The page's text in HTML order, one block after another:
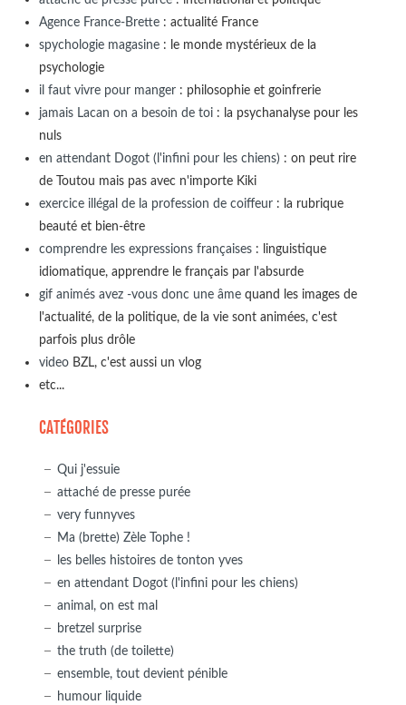
Agence France-Brette: actualité France
spychologie magasine: le monde mystérieux de la
psychologie
il faut vivre pour manger: philosophie et goinfrerie
jamais Lacan on a besoin de toi: la psychanalyse pour les
nuls
en attendant Dogot (l'infini pour les chiens): on peut rire
de Toutou mais pas avec n'importe Kiki
exercice illégal de la profession de coiffeur: la rubrique
beauté et bien-être
comprendre les expressions françaises: linguistique
idiomatique, apprendre le français par l'absurde
gif animés avez -vous donc une âmequand les images de
l'actualité, de la politique, de la vie sont animées, c'est
parfois plus drôle
videoBZL, c'est aussi un vlog
etc...
CATÉGORIES
Qui j'essuie
attaché de presse purée
very funnyves
Ma (brette) Zèle Tophe !
les belles histoires de tonton yves
en attendant Dogot (l'infini pour les chiens)
animal, on est mal
bretzel surprise
the truth (de toilette)
ensemble, tout devient pénible
humour liquide